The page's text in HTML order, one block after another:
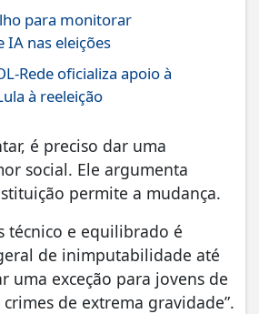
para monitorar
IA nas eleições
Rede oficializa apoio à
à reeleição
é preciso dar uma
social. Ele argumenta
permite a mudança.
técnico e equilibrado é
de inimputabilidade até
uma exceção para jovens de
de extrema gravidade”.